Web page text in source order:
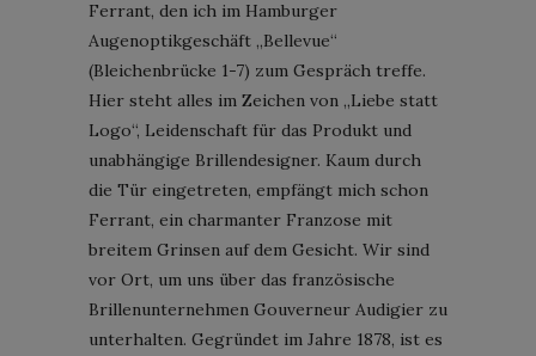
Ferrant, den ich im Hamburger
Augenoptikgeschäft „Bellevue“
(Bleichenbrücke 1-7) zum Gespräch treffe.
Hier steht alles im Zeichen von „Liebe statt
Logo“, Leidenschaft für das Produkt und
unabhängige Brillendesigner. Kaum durch
die Tür eingetreten, empfängt mich schon
Ferrant, ein charmanter Franzose mit
breitem Grinsen auf dem Gesicht. Wir sind
vor Ort, um uns über das französische
Brillenunternehmen Gouverneur Audigier zu
unterhalten. Gegründet im Jahre 1878, ist es